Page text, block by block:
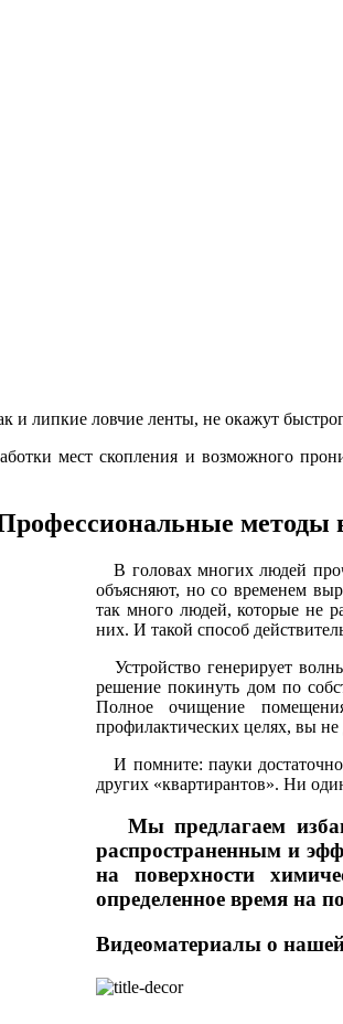
и липкие ловчие ленты, не окажут
мест скопления и возможного
методы
В головах многих людей
объясняют, но со временем
так много людей, которые не
них. И такой способ
Устройство генерирует
решение покинуть дом по
Полное очищение
профилактических целях, вы
И помните: пауки достаточно
других «квартирантов». Ни
Мы предлагаем
распространенным и
на поверхности
определенное время на
Видеоматериалы о